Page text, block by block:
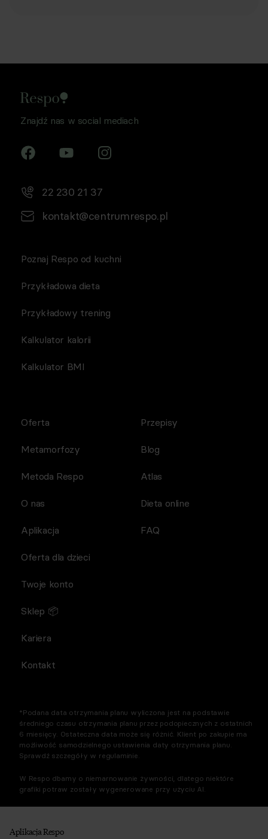
Znajdź nas w social mediach
22 230 21 37
kontakt@centrumrespo.pl
Poznaj Respo od kuchni
Przykładowa dieta
Przykładowy trening
Kalkulator kalorii
Kalkulator BMI
Oferta
Metamorfozy
Metoda Respo
O nas
Aplikacja
Przepisy
Blog
Atlas
Dieta online
FAQ
Oferta dla dzieci
Twoje konto
Sklep 📦
Kariera
Kontakt
*Podana data otrzymania planu wyliczona jest na podstawie
średniego czasu otrzymania planu przez podopiecznych z ostatnich
6 miesięcy. Ostateczna data może się różnić. Klient po zakupie ma
możliwość samodzielnego ustawienia daty otrzymania planu.
Sprawdź szczegóły w regulaminie.
W Respo dbamy o niemarnowanie żywności, dlatego niektóre
grafiki potraw zostały wygenerowane przy użyciu AI.
Aplikacja Respo